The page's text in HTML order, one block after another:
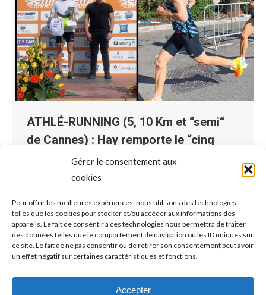
Gérer le consentement aux
cookies
Pour offrir les meilleures expériences, nous utilisons des technologies
telles que les cookies pour stocker et/ou accéder aux informations des
appareils. Le fait de consentir à ces technologies nous permettra de traiter
des données telles que le comportement de navigation ou les ID uniques sur
ce site. Le fait de ne pas consentir ou de retirer son consentement peut avoir
un effet négatif sur certaines caractéristiques et fonctions.
Accepter
ATHLÉ-RUNNING (5, 10 Km et “semi“
de Cannes) : Hay remporte le “cinq
bornes“, Borel tout près du Top Ten
sur le “semi“
Nombreux sont les Amsélistes de la section
ATHLÉ, qu’ils soient athlètes justement ou trailers, à
avoir pris la direction de la Croisette dimanche